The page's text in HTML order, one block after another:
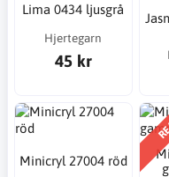
Lima 0434 ljusgrå
Hjertegarn
45 kr
Minicryl 27004 röd